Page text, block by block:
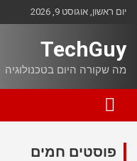
Skipיום ראשון, אוגוסט 9, 2026
TechGuy
מה שקורה היום בטכנולוגיה
פוסטים חמים